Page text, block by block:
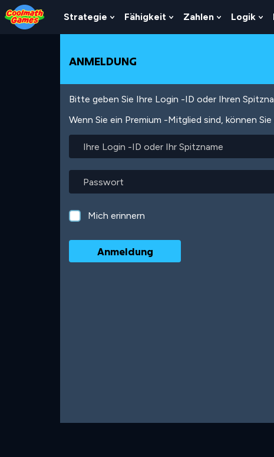
Skip
to
Top
Skip
to
Navigation
Skip
to
Main
Skip
to
Footer
Direkt
zum
Inhalt
Strategie
Show
Submenu
Strategie
Fähigkeit
Show
Submenu
Zahlen
Show
Submenu
Logik
ANMELDUNG
Bitte geben Sie Ihre Login -ID oder Ihren
Wenn Sie ein Premium -Mitglied sind, können
Login
ID
oder
Ihr
Spitzname
Mich erinnern